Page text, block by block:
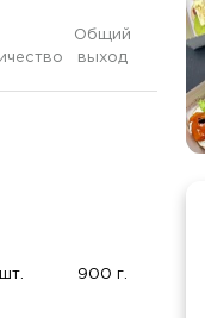
Общий
выход
900 г.